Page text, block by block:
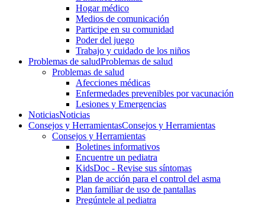
Hogar médico
Medios de comunicación
Participe en su comunidad
Poder del juego
Trabajo y cuidado de los niños
Problemas de saludProblemas de salud
Problemas de salud
Afecciones médicas
Enfermedades prevenibles por vacunación
Lesiones y Emergencias
NoticiasNoticias
Consejos y HerramientasConsejos y Herramientas
Consejos y Herramientas
Boletines informativos
Encuentre un pediatra
KidsDoc - Revise sus síntomas
Plan de acción para el control del asma
Plan familiar de uso de pantallas
Pregúntele al pediatra